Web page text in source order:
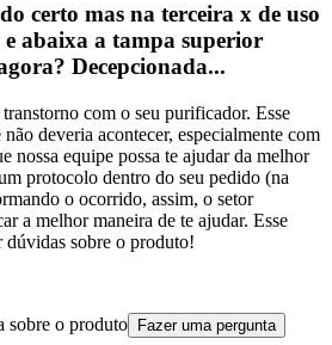
certo mas na terceira x de uso
abaixa a tampa superior
Decepcionada...
com o seu purificador. Esse
deveria acontecer, especialmente com
nossa equipe possa te ajudar da melhor
protocolo dentro do seu pedido (na
o ocorrido, assim, o setor
a melhor maneira de te ajudar. Esse
dúvidas sobre o produto!
sobre o produto Fazer uma pergunta